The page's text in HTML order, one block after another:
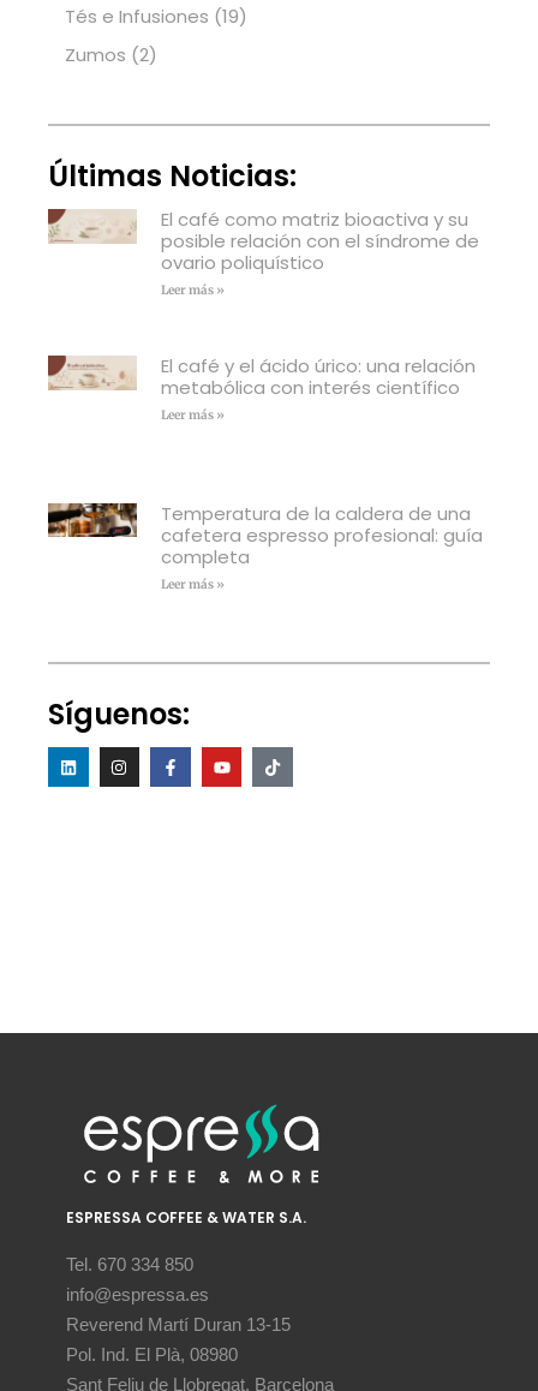
Tés e Infusiones (19)
Zumos (2)
Últimas Noticias:
El café como matriz bioactiva y su
posible relación con el síndrome de
ovario poliquístico
Leer más »
El café y el ácido úrico: una relación
metabólica con interés científico
Leer más »
Temperatura de la caldera de una
cafetera espresso profesional: guía
completa
Leer más »
Síguenos:
ESPRESSA COFFEE & WATER S.A.
Tel. 670 334 850
info@espressa.es
Reverend Martí Duran 13-15
Pol. Ind. El Plà, 08980
Sant Feliu de Llobregat, Barcelona